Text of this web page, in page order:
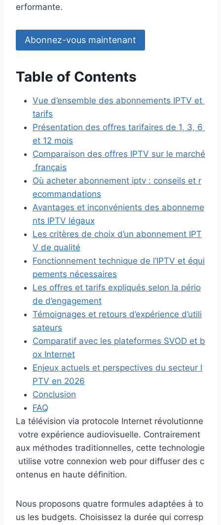
erformante.
Abonnez-vous maintenant
Table of Contents
Vue d’ensemble des abonnements IPTV et
tarifs
Présentation des offres tarifaires de 1, 3, 6
et 12 mois
Comparaison des offres IPTV sur le marché
français
Où acheter abonnement iptv : conseils et r
ecommandations
Avantages et inconvénients des abonneme
nts IPTV légaux
Les critères de choix d’un abonnement IPT
V de qualité
Fonctionnement technique de l’IPTV et équi
pements nécessaires
Les offres et tarifs expliqués selon la pério
de d’engagement
Témoignages et retours d’expérience d’utili
sateurs
Comparatif avec les plateformes SVOD et b
ox Internet
Enjeux actuels et perspectives du secteur I
PTV en 2026
Conclusion
FAQ
La télévision via protocole Internet révolutionne
votre expérience audiovisuelle. Contrairement
aux méthodes traditionnelles, cette technologie
utilise votre connexion web pour diffuser des c
ontenus en haute définition.
Nous proposons quatre formules adaptées à to
us les budgets. Choisissez la durée qui corresp